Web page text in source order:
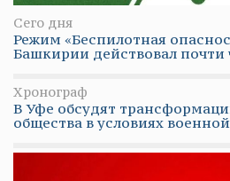
Сего дня
Режим «Беспилотная
Башкирии действовал почти
Хронограф
В Уфе обсудят
общества в условиях